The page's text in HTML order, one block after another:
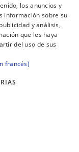
Suscribirse
BASQUE
FRENCH
los anuncios y
información sobre su
y análisis,
que les haya
del uso de sus
francés)